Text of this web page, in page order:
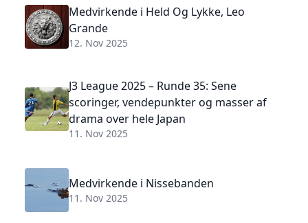
Medvirkende i Held Og Lykke, Leo
Grande
12. Nov 2025
J3 League 2025 – Runde 35: Sene
scoringer, vendepunkter og masser af
drama over hele Japan
11. Nov 2025
Medvirkende i Nissebanden
11. Nov 2025